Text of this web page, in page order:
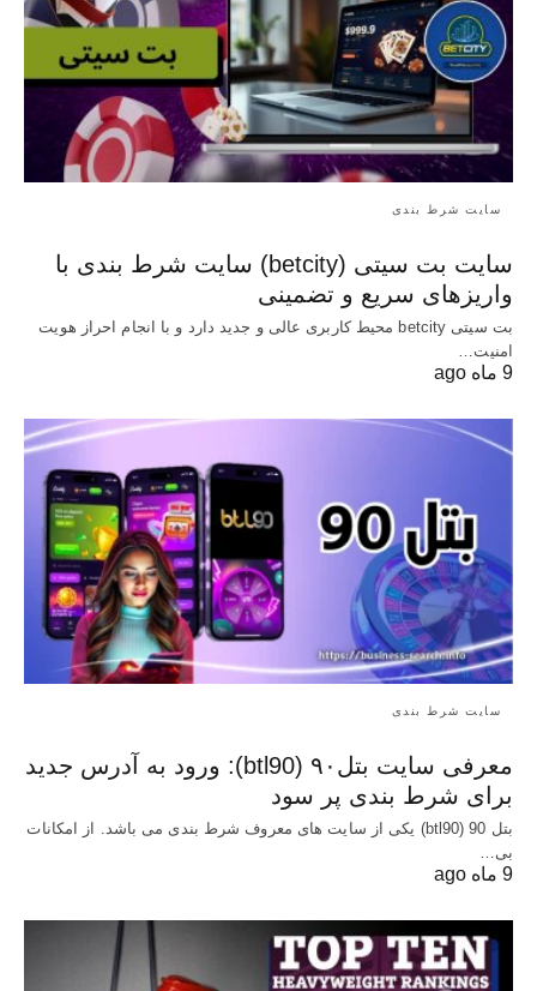
سایت شرط بندی
سایت بت سیتی (betcity) سایت شرط بندی با
واریزهای سریع و تضمینی
بت سیتی betcity محیط کاربری عالی و جدید دارد و با انجام احراز هویت
امنیت…
9 ماه ago
سایت شرط بندی
معرفی سایت بتل۹۰ (btl90): ورود به آدرس جدید
برای شرط بندی پر سود
بتل 90 (btl90) یکی از سایت های معروف شرط بندی می باشد. از امکانات
بی…
9 ماه ago